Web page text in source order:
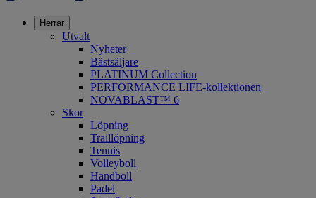
Herrar
Utvalt
Nyheter
Bästsäljare
PLATINUM Collection
PERFORMANCE LIFE-kollektionen
NOVABLAST™ 6
Skor
Löpning
Traillöpning
Tennis
Volleyboll
Handboll
Padel